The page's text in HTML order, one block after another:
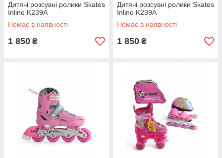
Дитячі розсувні ролики Skates
Inline K239A
Немає в наявності
1 850 ₴
Дитячі розсувні ролики Skates
Inline K239A
Немає в наявності
1 850 ₴